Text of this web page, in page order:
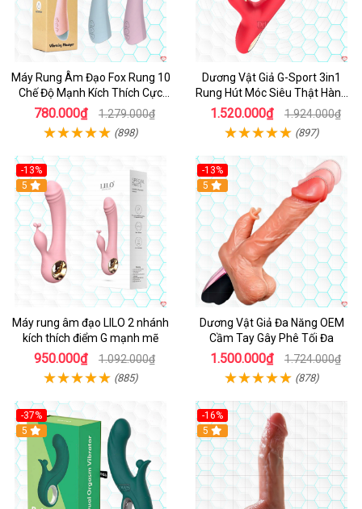
Máy Rung Âm Đạo Fox Rung 10
Chế Độ Mạnh Kích Thích Cực
Sướng
780.000₫ 1.279.000₫
(898)
Dương Vật Giả G-Sport 3in1
Rung Hút Móc Siêu Thật Hàng
Hot
1.520.000₫ 1.924.000₫
(897)
-13%
Hot
5
Máy rung âm đạo LILO 2 nhánh
kích thích điểm G mạnh mẽ
950.000₫ 1.092.000₫
(885)
-13%
Hot
5
Dương Vật Giả Đa Năng OEM
Cầm Tay Gây Phê Tối Đa
1.500.000₫ 1.724.000₫
(878)
-37%
Hot
5
-16%
Hot
5